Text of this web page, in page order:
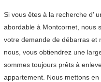
Si vous êtes à la recherche d’
abordable à Montcornet, nous
votre demande de débarras et
nous, vous obtiendrez une
sommes toujours prêts à
appartement. Nous mettons